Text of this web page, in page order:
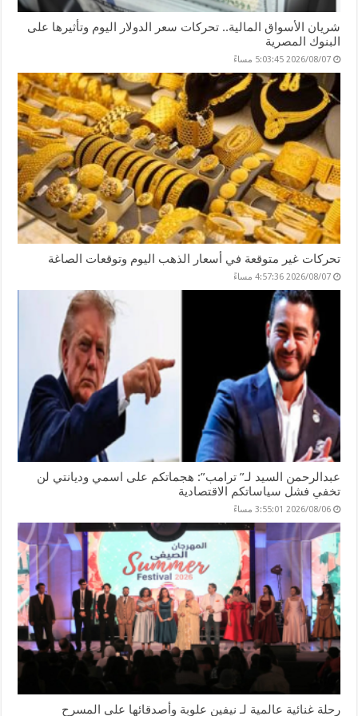
شريان الأسواق المالية.. تحركات سعر الدولار اليوم وتأثيرها على
البنوك المصرية
2026/08/07 5:03:45 مساءً
تحركات غير متوقعة في أسعار الذهب اليوم وتوقعات الصاغة
2026/08/07 4:57:36 مساءً
عبدالرحمن السيد لـ” ترامب”: هجماتكم على اسمي وديانتي لن
تخفي فشل سياساتكم الاقتصادية
2026/08/06 3:55:01 مساءً
رحلة غنائية عالمية لـ نيفين علوبة وأصدقائها على المسرح